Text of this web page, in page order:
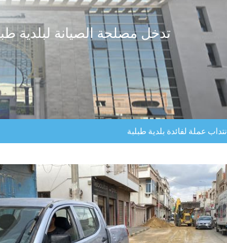
تدخل مصلحة الصيانة لبلدية